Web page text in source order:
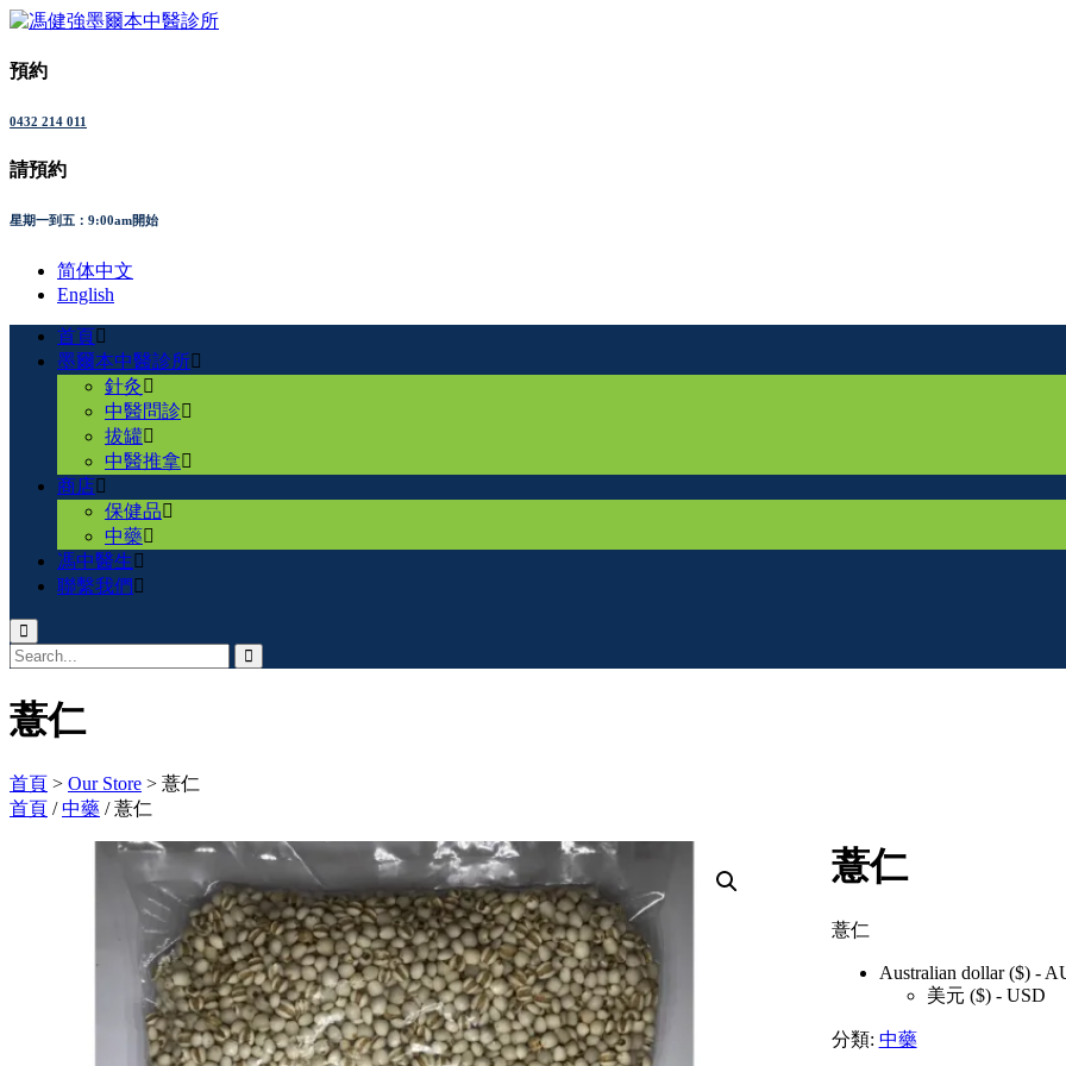
預約
0432 214 011
請預約
星期一到五：9:00am開始
简体中文
English
首頁
墨爾本中醫診所
針灸
中醫問診
拔罐
中醫推拿
商店
保健品
中藥
馮中醫生
聯繫我們
薏仁
首頁 > Our Store > 薏仁
首頁 /中藥 / 薏仁
薏仁
薏仁
Australian dollar ($) -
美元 ($) - USD
分類: 中藥